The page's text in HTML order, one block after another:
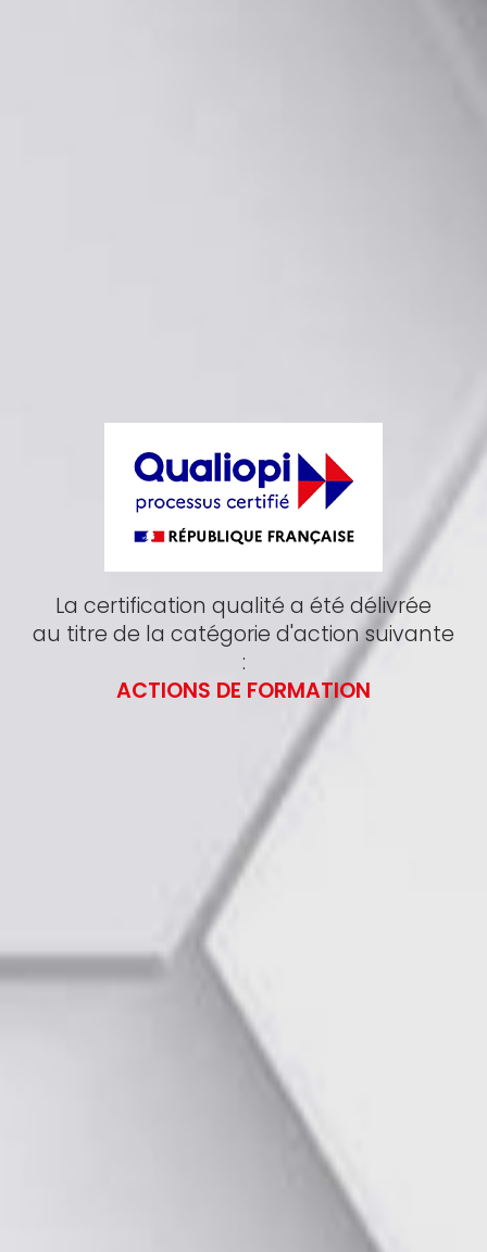
La certification qualité a été délivrée
au titre de la catégorie d'action suivante
:
ACTIONS DE FORMATION